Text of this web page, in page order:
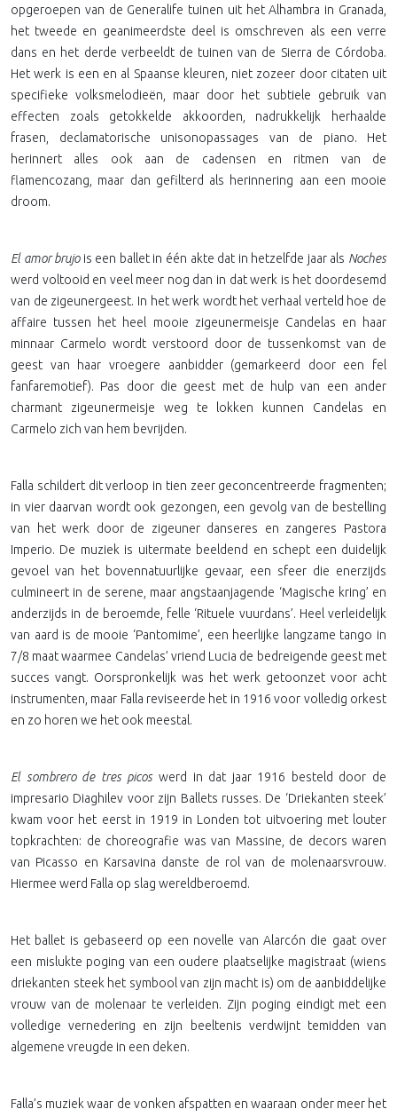
opgeroepen van de Generalife tuinen uit het Alhambra in Granada,
het tweede en geanimeerdste deel is omschreven als een verre
dans en het derde verbeeldt de tuinen van de Sierra de Córdoba.
Het werk is een en al Spaanse kleuren, niet zozeer door citaten uit
specifieke volksmelodieën, maar door het subtiele gebruik van
effecten zoals getokkelde akkoorden, nadrukkelijk herhaalde
frasen, declamatorische unisonopassages van de piano. Het
herinnert alles ook aan de cadensen en ritmen van de
flamencozang, maar dan gefilterd als herinnering aan een mooie
droom.
El amor brujois een ballet in één akte dat in hetzelfde jaar als Noches
werd voltooid en veel meer nog dan in dat werk is het doordesemd
van de zigeunergeest. In het werk wordt het verhaal verteld hoe de
affaire tussen het heel mooie zigeunermeisje Candelas en haar
minnaar Carmelo wordt verstoord door de tussenkomst van de
geest van haar vroegere aanbidder (gemarkeerd door een fel
fanfaremotief). Pas door die geest met de hulp van een ander
charmant zigeunermeisje weg te lokken kunnen Candelas en
Carmelo zich van hem bevrijden.
Falla schildert dit verloop in tien zeer geconcentreerde fragmenten;
in vier daarvan wordt ook gezongen, een gevolg van de bestelling
van het werk door de zigeuner danseres en zangeres Pastora
Imperio. De muziek is uitermate beeldend en schept een duidelijk
gevoel van het bovennatuurlijke gevaar, een sfeer die enerzijds
culmineert in de serene, maar angstaanjagende ‘Magische kring’ en
anderzijds in de beroemde, felle ‘Rituele vuurdans’. Heel verleidelijk
van aard is de mooie ‘Pantomime’, een heerlijke langzame tango in
7/8 maat waarmee Candelas’ vriend Lucia de bedreigende geest met
succes vangt. Oorspronkelijk was het werk getoonzet voor acht
instrumenten, maar Falla reviseerde het in 1916 voor volledig orkest
en zo horen we het ook meestal.
El sombrero de tres picos werd in dat jaar 1916 besteld door de
impresario Diaghilev voor zijn Ballets russes. De ‘Driekanten steek’
kwam voor het eerst in 1919 in Londen tot uitvoering met louter
topkrachten: de choreografie was van Massine, de decors waren
van Picasso en Karsavina danste de rol van de molenaarsvrouw.
Hiermee werd Falla op slag wereldberoemd.
Het ballet is gebaseerd op een novelle van Alarcón die gaat over
een mislukte poging van een oudere plaatselijke magistraat (wiens
driekanten steek het symbool van zijn macht is) om de aanbiddelijke
vrouw van de molenaar te verleiden. Zijn poging eindigt met een
volledige vernedering en zijn beeltenis verdwijnt temidden van
algemene vreugde in een deken.
Falla’s muziek waar de vonken afspatten en waaraan onder meer het